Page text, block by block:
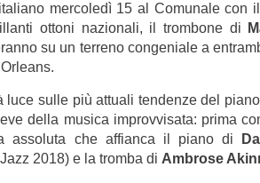
mercoledì 15 al Comunale con
ottoni nazionali, il trombone di
su un terreno congeniale a
luce sulle più attuali tendenze del
della musica improvvisata: prima
assoluta che affianca il piano di
2018) e la tromba di Ambrose